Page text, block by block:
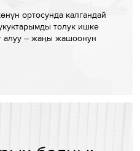
ортосунда калгандай
толук ишке
алуу – жаңы жашоонун